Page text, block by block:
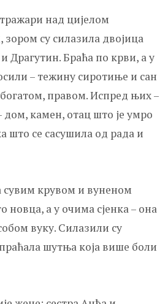
над цијелом
су силазила двојица
Драгутин. Браћа по крви, а у
– тежину сиротиње и сан
правом. Испред њих –
камен, отац што је умро
што се сасушила од рада и
сувим крувом и вуненом
новца, а у очима сјенка – она
вуку. Силазили су
шутња која више боли